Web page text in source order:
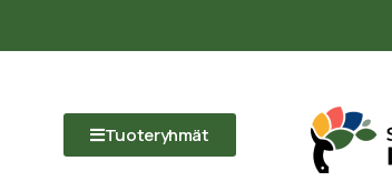
Tuoteryhmät